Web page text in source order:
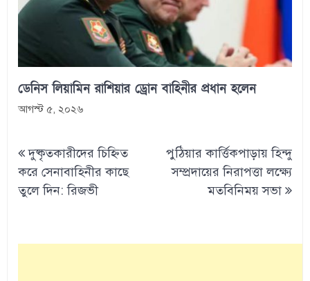
ডেনিস লিয়ামিন রাশিয়ার ড্রোন বাহিনীর প্রধান হলেন
আগস্ট ৫, ২০২৬
navigation
দুষ্কৃতকারীদের চিহ্নিত
করে সেনাবাহিনীর কাছে
তুলে দিন: রিজভী
পুঠিয়ার কার্ত্তিকপাড়ায় হিন্দু
সম্প্রদায়ের নিরাপত্তা লক্ষ্যে
মতবিনিময় সভা